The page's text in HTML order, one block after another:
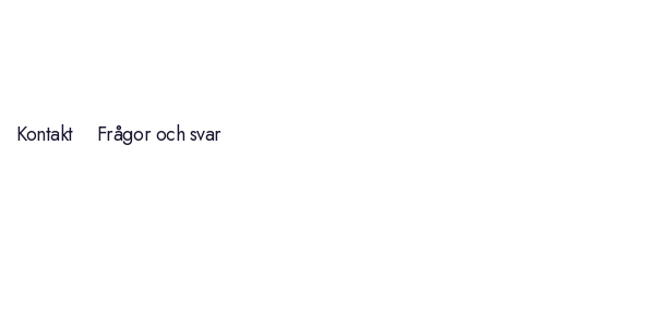
Kontakt Frågor och svar